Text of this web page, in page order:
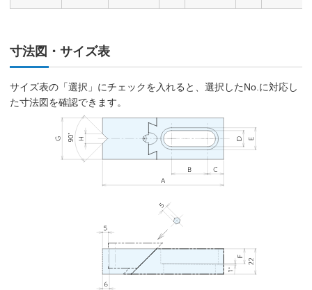
寸法図・サイズ表
サイズ表の「選択」にチェックを入れると、選択したNo.に対応し
た寸法図を確認できます。